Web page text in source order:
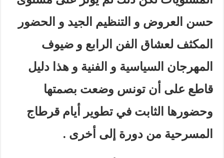
حسن العروض و التنظيم الجيد و الحضور
المكثف لعشاق الفن الرابع و ضيوف
المهرجان السياسية و الفنية و هذا دليل
قاطع على أن تونس وضعت بصمتها
وحضورها الثابت في تطوير أيام قرطاج
المسرحية من دورة إلى أخرى .